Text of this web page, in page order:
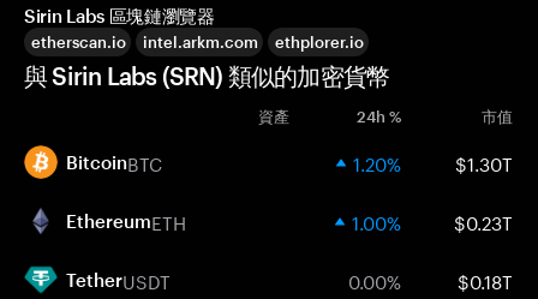
Sirin Labs 區塊鏈瀏覽器
etherscan.io intel.arkm.com ethplorer.io
與 Sirin Labs (SRN) 類似的加密貨幣
資產 24h % 市值
BitcoinBTC 1.20% $1.30T
EthereumETH 1.00% $0.23T
TetherUSDT 0.00% $0.18T